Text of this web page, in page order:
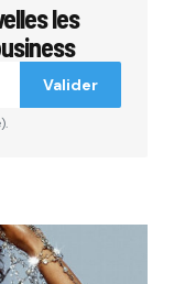
Les
avec*
les
Valider